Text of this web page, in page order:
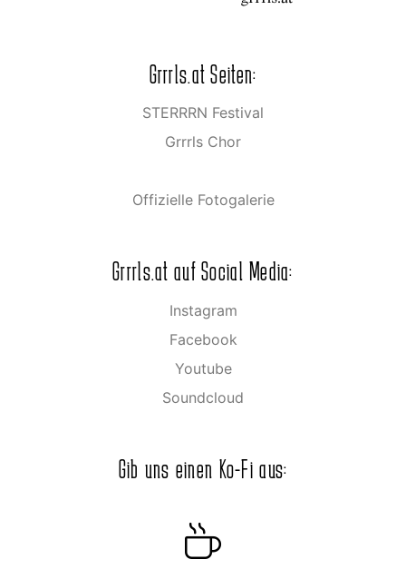
Grrrls.at Seiten:
STERRRN Festival
Grrrls Chor
Offizielle Fotogalerie
Grrrls.at auf Social Media:
Instagram
Facebook
Youtube
Soundcloud
Gib uns einen Ko-Fi aus: